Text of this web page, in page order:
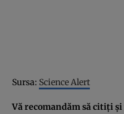
Sursa: Science Alert
Vă recomandăm să citiţi